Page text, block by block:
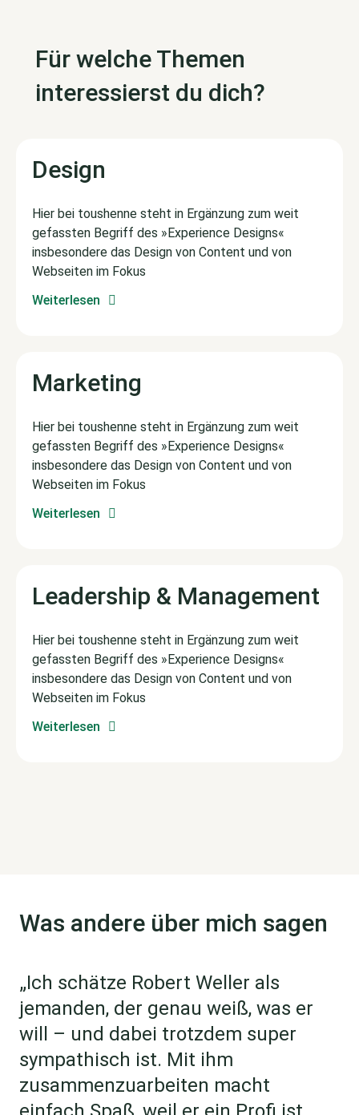
Für welche Themen
interessierst du dich?
Design
Hier bei toushenne steht in Ergänzung zum weit
gefassten Begriff des »Experience Designs«
insbesondere das Design von Content und von
Webseiten im Fokus
Weiterlesen
Marketing
Hier bei toushenne steht in Ergänzung zum weit
gefassten Begriff des »Experience Designs«
insbesondere das Design von Content und von
Webseiten im Fokus
Weiterlesen
Leadership & Management
Hier bei toushenne steht in Ergänzung zum weit
gefassten Begriff des »Experience Designs«
insbesondere das Design von Content und von
Webseiten im Fokus
Weiterlesen
Was andere über mich sagen
„Ich schätze Robert Weller als
jemanden, der genau weiß, was er
will – und dabei trotzdem super
sympathisch ist. Mit ihm
zusammenzuarbeiten macht